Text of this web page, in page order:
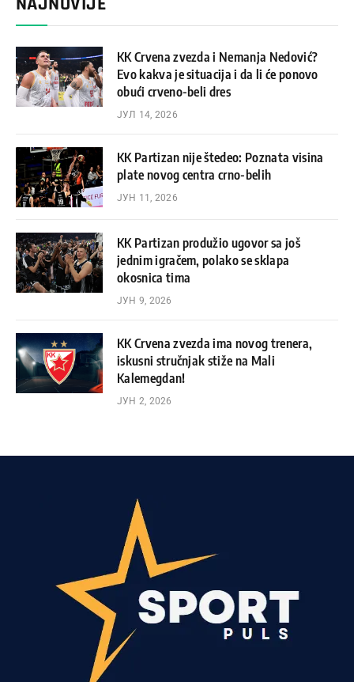
KK Crvena zvezda i Nemanja Nedović?
Evo kakva je situacija i da li će ponovo
obući crveno-beli dres
ЈУЛ 14, 2026
KK Partizan nije štedeo: Poznata visina
plate novog centra crno-belih
ЈУН 11, 2026
KK Partizan produžio ugovor sa još
jednim igračem, polako se sklapa
okosnica tima
ЈУН 9, 2026
KK Crvena zvezda ima novog trenera,
iskusni stručnjak stiže na Mali
Kalemegdan!
ЈУН 2, 2026